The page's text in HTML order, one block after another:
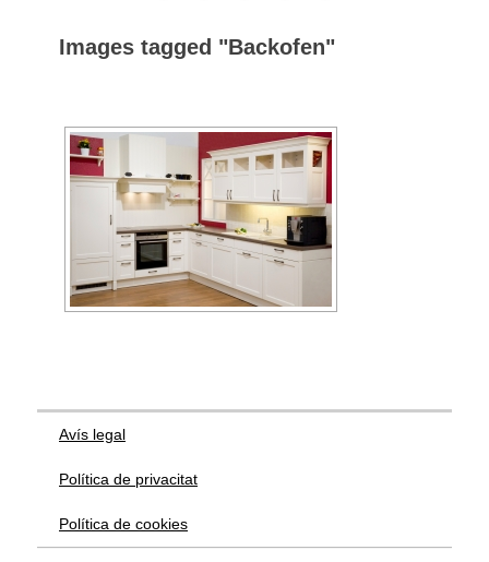
Images tagged "Backofen"
Avís legal
Política de privacitat
Política de cookies